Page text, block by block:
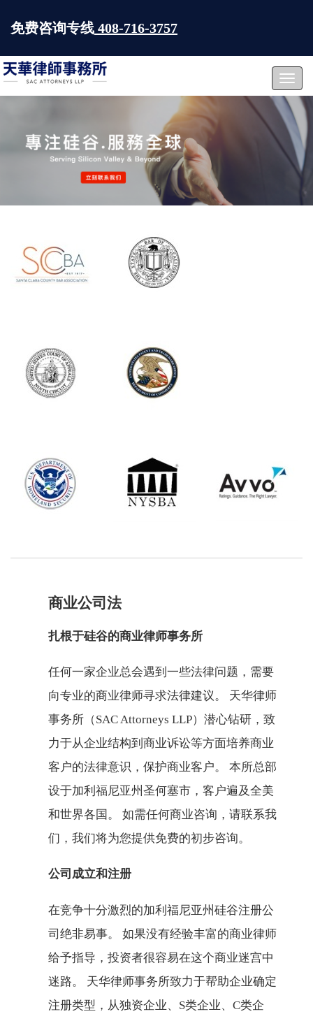
免费咨询专线 408-716-3757
商业公司法
扎根于硅谷的商业律师事务所
任何一家企业总会遇到一些法律问题，需要
向专业的商业律师寻求法律建议。 天华律师
事务所（SAC Attorneys LLP）潜心钻研，致
力于从企业结构到商业诉讼等方面培养商业
客户的法律意识，保护商业客户。 本所总部
设于加利福尼亚州圣何塞市，客户遍及全美
和世界各国。 如需任何商业咨询，请联系我
们，我们将为您提供免费的初步咨询。
公司成立和注册
在竞争十分激烈的加利福尼亚州硅谷注册公
司绝非易事。 如果没有经验丰富的商业律师
给予指导，投资者很容易在这个商业迷宫中
迷路。 天华律师事务所致力于帮助企业确定
注册类型，从独资企业、S类企业、C类企